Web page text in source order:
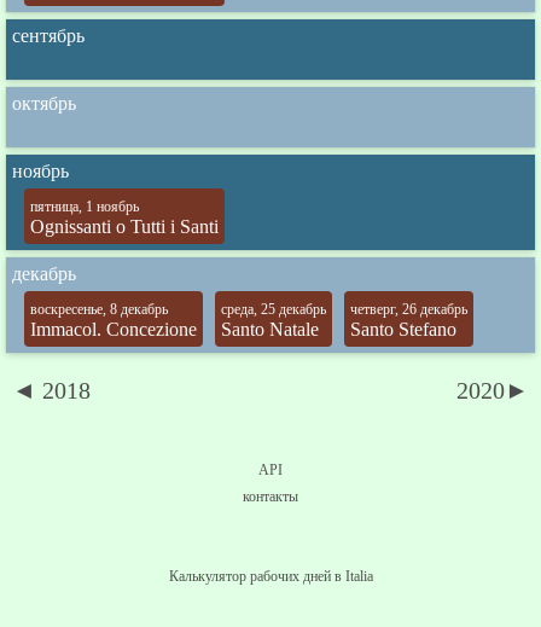
сентябрь
октябрь
ноябрь
пятница, 1 ноябрь
Ognissanti o Tutti i Santi
декабрь
воскресенье, 8 декабрь
Immacol. Concezione
среда, 25 декабрь
Santo Natale
четверг, 26 декабрь
Santo Stefano
◄ 2018 2020►
API
контакты
Калькулятор рабочих дней в Italia